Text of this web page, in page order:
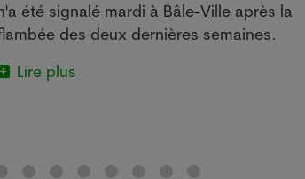
été signalé mardi à Bâle-Ville après la
des deux dernières semaines.
Lire plus